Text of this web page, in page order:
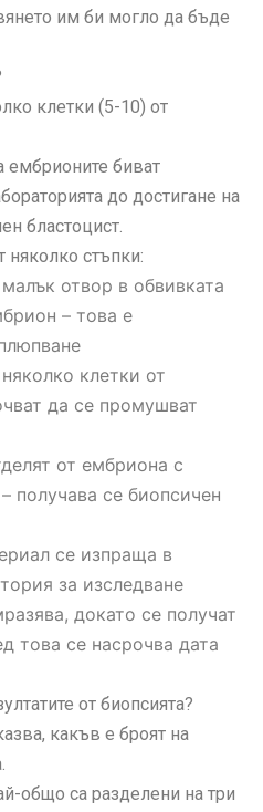
им би могло да бъде
клетки (5-10) от
ембрионите биват
до достигане на
бластоцист.
няколко стъпки:
отвор в обвивката
– това е
клетки от
да се промушват
от ембриона с
получава се биопсичен
се изпраща в
за изследване
докато се получат
това се насрочва дата
от биопсията?
какъв е броят на
общо са разделени на три